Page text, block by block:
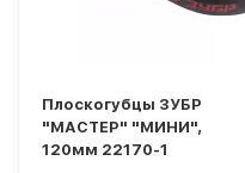
Плоскогубцы ЗУБР
"МАСТЕР" "МИНИ",
120мм 22170-1